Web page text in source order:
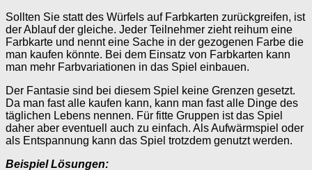
Sollten Sie statt des Würfels auf Farbkarten zurückgreifen, ist
der Ablauf der gleiche. Jeder Teilnehmer zieht reihum eine
Farbkarte und nennt eine Sache in der gezogenen Farbe die
man kaufen könnte. Bei dem Einsatz von Farbkarten kann
man mehr Farbvariationen in das Spiel einbauen.
Der Fantasie sind bei diesem Spiel keine Grenzen gesetzt.
Da man fast alle kaufen kann, kann man fast alle Dinge des
täglichen Lebens nennen. Für fitte Gruppen ist das Spiel
daher aber eventuell auch zu einfach. Als Aufwärmspiel oder
als Entspannung kann das Spiel trotzdem genutzt werden.
Beispiel Lösungen: